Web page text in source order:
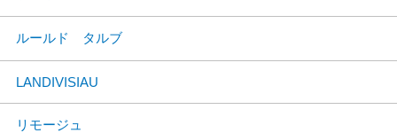
ルールド タルブ
LANDIVISIAU
リモージュ